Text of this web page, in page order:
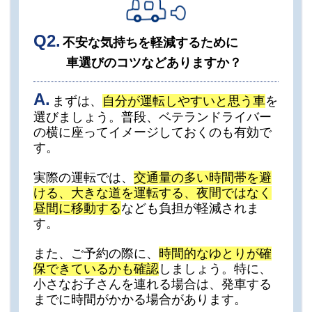
Q2. 不安な気持ちを軽減するために
車選びのコツなどありますか？
A. まずは、 自分が運転しやすいと思う車を
選びましょう。普段、ベテランドライバー
の横に座ってイメージしておくのも有効で
す。
実際の運転では、交通量の多い時間帯を避
ける、大きな道を運転する、夜間ではなく
昼間に移動するなども負担が軽減されま
す。
また、ご予約の際に、 時間的なゆとりが確
保できているかも確認 しましょう。特に、
小さなお子さんを連れる場合は、発車する
までに時間がかかる場合があります。